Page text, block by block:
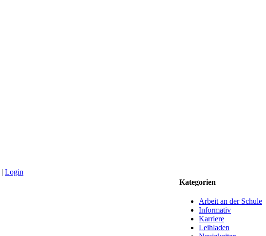
Kategorien
Arbeit an der Schule
Informativ
Karriere
Leihladen
| Login